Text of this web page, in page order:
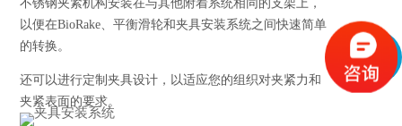
不锈钢夹紧机构安装在与其他附着系统相同的支架上，
以便在BioRake、平衡滑轮和夹具安装系统之间快速简单
的转换。
还可以进行定制夹具设计，以适应您的组织对夹紧力和
夹紧表面的要求。